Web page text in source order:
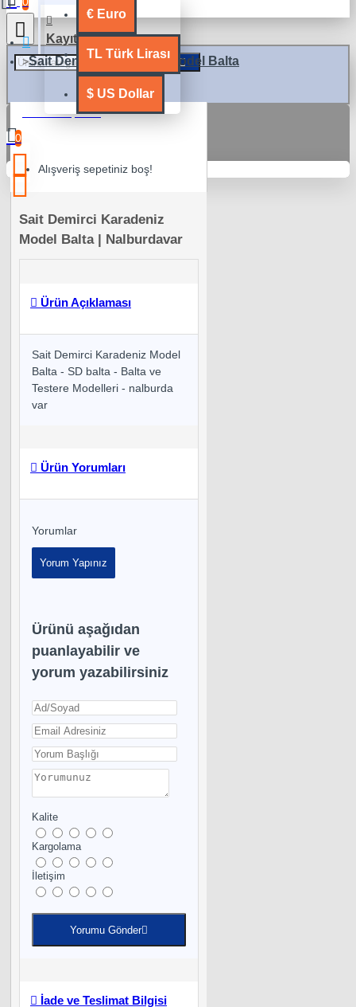
Kayıt Ol
€ Euro
TL Türk Lirası
$ US Dollar
0 ürün - 0,00TL
0
Alışveriş sepetiniz boş!
Sait Demirci Karadeniz Model Balta
Sait Demirci Karadeniz
Model Balta | Nalburdavar
Ürün Açıklaması
Sait Demirci Karadeniz Model
Balta - SD balta - Balta ve
Testere Modelleri - nalburda
var
Ürün Yorumları
Yorumlar
Yorum Yapınız
Ürünü aşağıdan
puanlayabilir ve
yorum yazabilirsiniz
Kalite
Kargolama
İletişim
Yorumu Gönder
İade ve Teslimat Bilgisi